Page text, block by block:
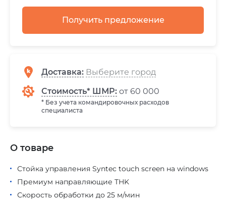
Получить предложение
Доставка:
Стоимость* ШМР: от 60 000
* Без учета командировочных расходов
специалиста
Стойка управления Syntec touch screen на windows
Премиум направляющие THK
Скорость обработки до 25 м/мин
О товаре